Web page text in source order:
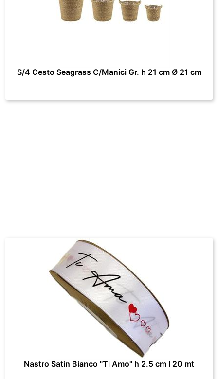
S/4 Cesto Seagrass C/Manici Gr. h 21 cm Ø 21 cm
Nastro Satin Bianco "Ti Amo" h 2.5 cm l 20 mt